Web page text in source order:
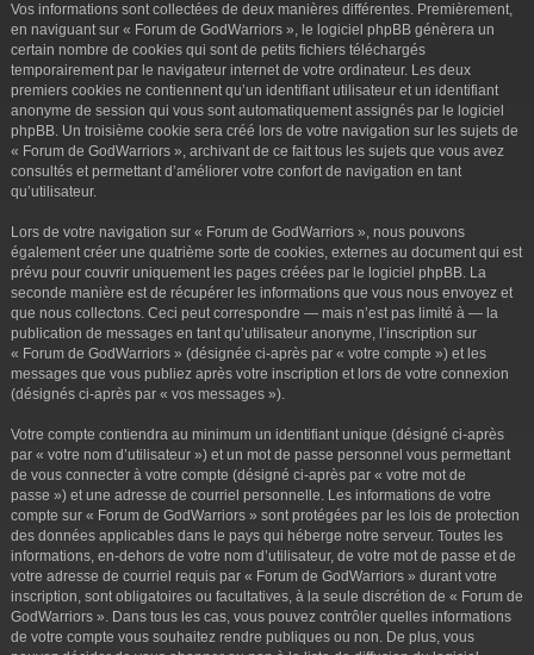
Vos informations sont collectées de deux manières différentes. Premièrement,
en naviguant sur « Forum de GodWarriors », le logiciel phpBB génèrera un
certain nombre de cookies qui sont de petits fichiers téléchargés
temporairement par le navigateur internet de votre ordinateur. Les deux
premiers cookies ne contiennent qu’un identifiant utilisateur et un identifiant
anonyme de session qui vous sont automatiquement assignés par le logiciel
phpBB. Un troisième cookie sera créé lors de votre navigation sur les sujets de
« Forum de GodWarriors », archivant de ce fait tous les sujets que vous avez
consultés et permettant d’améliorer votre confort de navigation en tant
qu’utilisateur.
Lors de votre navigation sur « Forum de GodWarriors », nous pouvons
également créer une quatrième sorte de cookies, externes au document qui est
prévu pour couvrir uniquement les pages créées par le logiciel phpBB. La
seconde manière est de récupérer les informations que vous nous envoyez et
que nous collectons. Ceci peut correspondre — mais n’est pas limité à — la
publication de messages en tant qu’utilisateur anonyme, l’inscription sur
« Forum de GodWarriors » (désignée ci-après par « votre compte ») et les
messages que vous publiez après votre inscription et lors de votre connexion
(désignés ci-après par « vos messages »).
Votre compte contiendra au minimum un identifiant unique (désigné ci-après
par « votre nom d’utilisateur ») et un mot de passe personnel vous permettant
de vous connecter à votre compte (désigné ci-après par « votre mot de
passe ») et une adresse de courriel personnelle. Les informations de votre
compte sur « Forum de GodWarriors » sont protégées par les lois de protection
des données applicables dans le pays qui héberge notre serveur. Toutes les
informations, en-dehors de votre nom d’utilisateur, de votre mot de passe et de
votre adresse de courriel requis par « Forum de GodWarriors » durant votre
inscription, sont obligatoires ou facultatives, à la seule discrétion de « Forum de
GodWarriors ». Dans tous les cas, vous pouvez contrôler quelles informations
de votre compte vous souhaitez rendre publiques ou non. De plus, vous